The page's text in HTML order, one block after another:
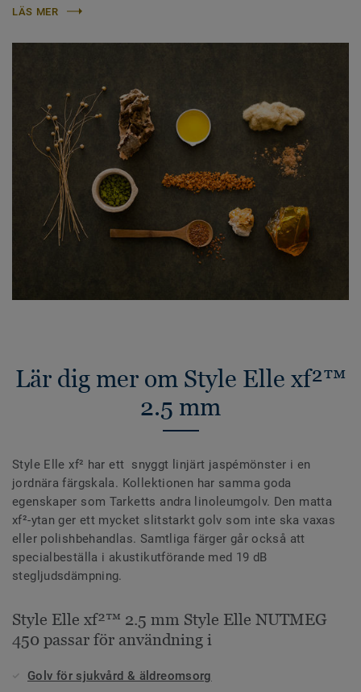
LÄS MER
Lär dig mer om Style Elle xf²™
2.5 mm
Style Elle xf² har ett snyggt linjärt jaspémönster i en
jordnära färgskala. Kollektionen har samma goda
egenskaper som Tarketts andra linoleumgolv. Den matta
xf²-ytan ger ett mycket slitstarkt golv som inte ska vaxas
eller polishbehandlas. Samtliga färger går också att
specialbeställa i akustikutförande med 19 dB
stegljudsdämpning.
Style Elle xf²™ 2.5 mm Style Elle NUTMEG
450 passar för användning i
Golv för sjukvård & äldreomsorg